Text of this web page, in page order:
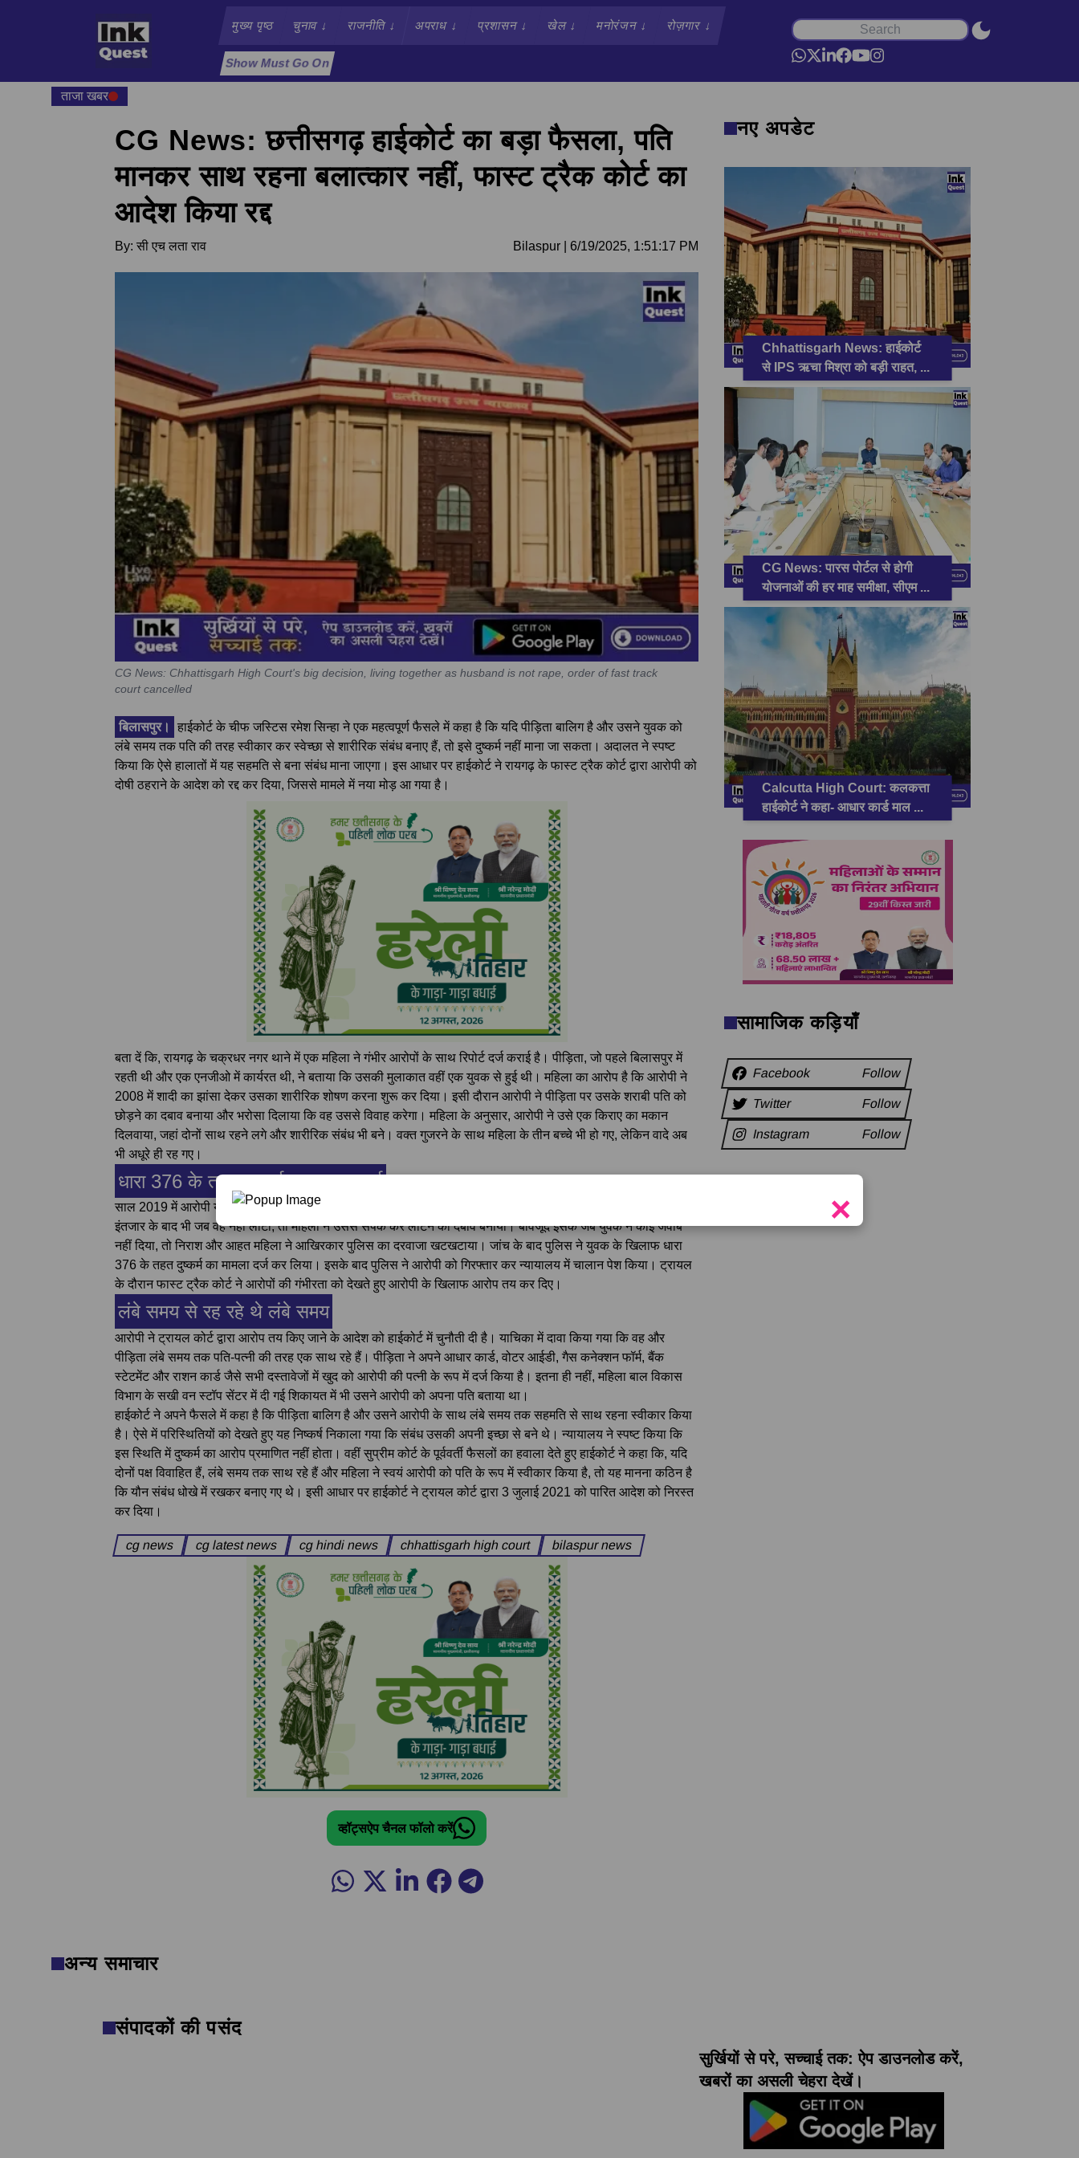
मुख्य पृष्ठ चुनाव↓ राजनीति↓ अपराध↓ प्रशासन↓ खेल↓ मनोरंजन↓ रोज़गार↓
Show Must Go On
ताजा खबर
×
CG News: छत्तीसगढ़ हाईकोर्ट का बड़ा फैसला, पति
मानकर साथ रहना बलात्कार नहीं, फास्ट ट्रैक कोर्ट का
आदेश किया रद्द
By: सी एच लता राव Bilaspur 6/19/2025, 1:51:17 PM
CG News: Chhattisgarh High Court's big decision, living together as husband is not rape, order of fast track
court cancelled
बिलासपुर।
हाईकोर्ट के चीफ जस्टिस रमेश सिन्हा ने एक महत्वपूर्ण फैसले में कहा है कि यदि पीड़िता बालिग है और उसने युवक को
लंबे समय तक पति की तरह स्वीकार कर स्वेच्छा से शारीरिक संबंध बनाए हैं, तो इसे दुष्कर्म नहीं माना जा सकता। अदालत ने स्पष्ट
किया कि ऐसे हालातों में यह सहमति से बना संबंध माना जाएगा। इस आधार पर हाईकोर्ट ने रायगढ़ के फास्ट ट्रैक कोर्ट द्वारा आरोपी को
दोषी ठहराने के आदेश को रद्द कर दिया, जिससे मामले में नया मोड़ आ गया है।
बता दें कि, रायगढ़ के चक्रधर नगर थाने में एक महिला ने गंभीर आरोपों के साथ रिपोर्ट दर्ज कराई है। पीड़िता, जो पहले बिलासपुर में
रहती थी और एक एनजीओ में कार्यरत थी, ने बताया कि उसकी मुलाकात वहीं एक युवक से हुई थी। महिला का आरोप है कि आरोपी ने
2008 में शादी का झांसा देकर उसका शारीरिक शोषण करना शुरू कर दिया। इसी दौरान आरोपी ने पीड़िता पर उसके शराबी पति को
छोड़ने का दबाव बनाया और भरोसा दिलाया कि वह उससे विवाह करेगा। महिला के अनुसार, आरोपी ने उसे एक किराए का मकान
दिलवाया, जहां दोनों साथ रहने लगे और शारीरिक संबंध भी बने। वक्त गुजरने के साथ महिला के तीन बच्चे भी हो गए, लेकिन वादे अब
भी अधूरे ही रह गए।
धारा 376 के तहत दुष्कर्म का मामला दर्ज
साल 2019 में आरोपी युवक यह कहकर रायपुर रवाना हुआ कि वह एक हफ्ते में लौट आएगा, लेकिन फिर वह लापता हो गया। लंबे
इंतजार के बाद भी जब वह नहीं लौटा, तो महिला ने उससे संपर्क कर लौटने का दबाव बनाया। बावजूद इसके जब युवक ने कोई जवाब
नहीं दिया, तो निराश और आहत महिला ने आखिरकार पुलिस का दरवाजा खटखटाया। जांच के बाद पुलिस ने युवक के खिलाफ धारा
376 के तहत दुष्कर्म का मामला दर्ज कर लिया। इसके बाद पुलिस ने आरोपी को गिरफ्तार कर न्यायालय में चालान पेश किया। ट्रायल
के दौरान फास्ट ट्रैक कोर्ट ने आरोपों की गंभीरता को देखते हुए आरोपी के खिलाफ आरोप तय कर दिए।
लंबे समय से रह रहे थे लंबे समय
आरोपी ने ट्रायल कोर्ट द्वारा आरोप तय किए जाने के आदेश को हाईकोर्ट में चुनौती दी है। याचिका में दावा किया गया कि वह और
पीड़िता लंबे समय तक पति-पत्नी की तरह एक साथ रहे हैं। पीड़िता ने अपने आधार कार्ड, वोटर आईडी, गैस कनेक्शन फॉर्म, बैंक
स्टेटमेंट और राशन कार्ड जैसे सभी दस्तावेजों में खुद को आरोपी की पत्नी के रूप में दर्ज किया है। इतना ही नहीं, महिला बाल विकास
विभाग के सखी वन स्टॉप सेंटर में दी गई शिकायत में भी उसने आरोपी को अपना पति बताया था।
हाईकोर्ट ने अपने फैसले में कहा है कि पीड़िता बालिग है और उसने आरोपी के साथ लंबे समय तक सहमति से साथ रहना स्वीकार किया
है। ऐसे में परिस्थितियों को देखते हुए यह निष्कर्ष निकाला गया कि संबंध उसकी अपनी इच्छा से बने थे। न्यायालय ने स्पष्ट किया कि
इस स्थिति में दुष्कर्म का आरोप प्रमाणित नहीं होता। वहीं सुप्रीम कोर्ट के पूर्ववर्ती फैसलों का हवाला देते हुए हाईकोर्ट ने कहा कि, यदि
दोनों पक्ष विवाहित हैं, लंबे समय तक साथ रहे हैं और महिला ने स्वयं आरोपी को पति के रूप में स्वीकार किया है, तो यह मानना कठिन है
कि यौन संबंध धोखे में रखकर बनाए गए थे। इसी आधार पर हाईकोर्ट ने ट्रायल कोर्ट द्वारा 3 जुलाई 2021 को पारित आदेश को निरस्त
कर दिया।
cg news cg latest news cg hindi news chhattisgarh high court bilaspur news
व्हॉट्सऐप चैनल फॉलो करें
नए अपडेट
Chhattisgarh News: हाईकोर्ट
से IPS ऋचा मिश्रा को बड़ी राहत, ...
CG News: पारस पोर्टल से होगी
योजनाओं की हर माह समीक्षा, सीएम...
Calcutta High Court: कलकत्ता
हाईकोर्ट ने कहा- आधार कार्ड माल...
सामाजिक कड़ियाँ
Facebook Follow
Twitter Follow
Instagram Follow
अन्य समाचार
संपादकों की पसंद
सुर्खियों से परे, सच्चाई तक: ऐप डाउनलोड करें,
खबरों का असली चेहरा देखें।